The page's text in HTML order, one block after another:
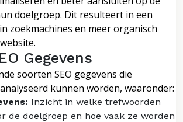
doelgroep. Dit resulteert in een
zoekmachines en meer organisch
Gegevens
soorten SEO gegevens die
kunnen worden, waaronder:
Inzicht in welke trefwoorden
de doelgroep en hoe vaak ze worden